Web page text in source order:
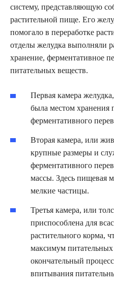
систему, представляющую
растительной пище. Его
помогало в переработке
отделы желудка выполняли
хранение, ферментативное
питательных веществ.
Первая камера
была местом хранения
ферментативного
Вторая камера, или
крупные размеры и
ферментативного
массы. Здесь пищевая
мелкие частицы.
Третья камера, или
приспособлена для
растительного корма,
максимум
окончательный
впитывания